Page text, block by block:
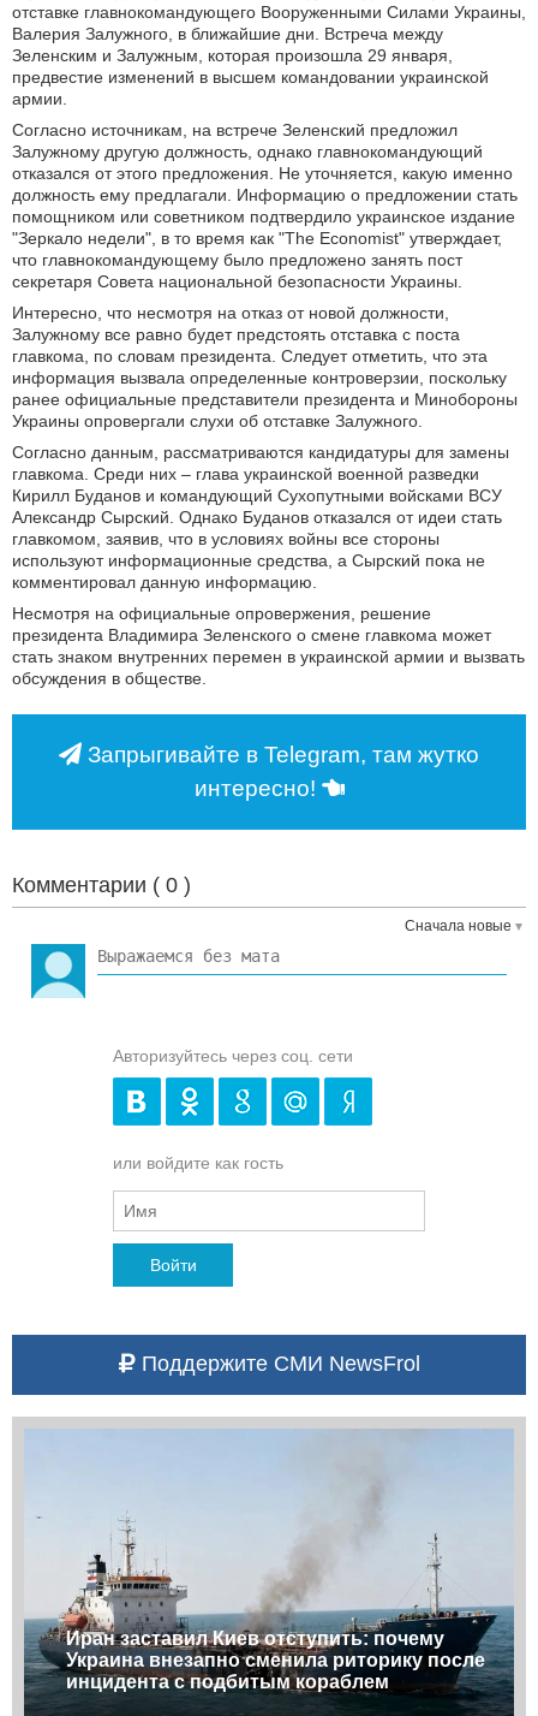
ЭГОИЗМ
БЛОГ
отставке главнокомандующего Вооруженными Силами Украины,
Валерия Залужного, в ближайшие дни. Встреча между
Зеленским и Залужным, которая произошла 29 января,
предвестие изменений в высшем командовании украинской
армии.
Согласно источникам, на встрече Зеленский предложил
Залужному другую должность, однако главнокомандующий
отказался от этого предложения. Не уточняется, какую именно
должность ему предлагали. Информацию о предложении стать
помощником или советником подтвердило украинское издание
"Зеркало недели", в то время как "The Economist" утверждает,
что главнокомандующему было предложено занять пост
секретаря Совета национальной безопасности Украины.
Интересно, что несмотря на отказ от новой должности,
Залужному все равно будет предстоять отставка с поста
главкома, по словам президента. Следует отметить, что эта
информация вызвала определенные контроверзии, поскольку
ранее официальные представители президента и Минобороны
Украины опровергали слухи об отставке Залужного.
Согласно данным, рассматриваются кандидатуры для замены
главкома. Среди них – глава украинской военной разведки
Кирилл Буданов и командующий Сухопутными войсками ВСУ
Александр Сырский. Однако Буданов отказался от идеи стать
главкомом, заявив, что в условиях войны все стороны
используют информационные средства, а Сырский пока не
комментировал данную информацию.
Несмотря на официальные опровержения, решение
президента Владимира Зеленского о смене главкома может
стать знаком внутренних перемен в украинской армии и вызвать
обсуждения в обществе.
Запрыгивайте в Telegram, там жутко
интересно!
Комментарии ( 0 )
Сначала новые
Авторизуйтесь через соц. сети
или войдите как гость
Войти
Поддержите СМИ NewsFrol
Иран заставил Киев отступить: почему
Украина внезапно сменила риторику после
инцидента с подбитым кораблем